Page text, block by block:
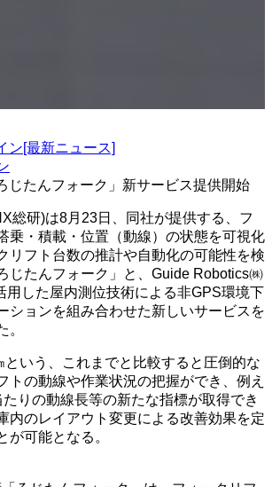
ン[最新ニュース]
じたんフォーク」新サービス提供開始
総研)は8月23日、同社が提供する、フ
乗・積載・位置（動線）の状態を可視化
リフト台数の推計や自動化の可能性を検
じたんフォーク」と、Guide Robotics㈱
用した屋内測位技術による非GPS環境下
ションを組み合わせた新しいサービスを
。
という、これまでと比較すると圧倒的な
トの動線や作業状況の把握ができ、例え
りの動線長等の新たな指標が取得でき
内のレイアウト変更による改善効果を定
が可能となる。